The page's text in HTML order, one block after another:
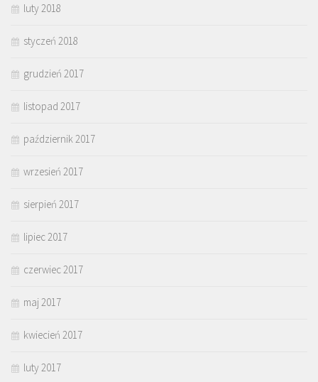
luty 2018
styczeń 2018
grudzień 2017
listopad 2017
październik 2017
wrzesień 2017
sierpień 2017
lipiec 2017
czerwiec 2017
maj 2017
kwiecień 2017
luty 2017